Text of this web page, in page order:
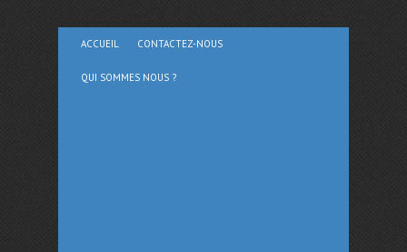
ACCUEIL CONTACTEZ-NOUS
QUI SOMMES NOUS ?